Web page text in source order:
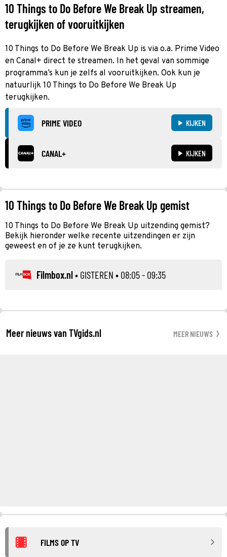
10 Things to Do Before We Break Up streamen,
terugkijken of vooruitkijken
10 Things to Do Before We Break Up is via o.a. Prime Video
en Canal+ direct te streamen. In het geval van sommige
programma’s kun je zelfs al vooruitkijken. Ook kun je
natuurlijk 10 Things to Do Before We Break Up
terugkijken.
PRIME VIDEO KIJKEN
CANAL+ KIJKEN
10 Things to Do Before We Break Up gemist
10 Things to Do Before We Break Up uitzending gemist?
Bekijk hieronder welke recente uitzendingen er zijn
geweest en of je ze kunt terugkijken.
Filmbox.nl• GISTEREN • 08:05 - 09:35
Meer nieuws van TVgids.nl MEER NIEUWS
FILMS OP TV